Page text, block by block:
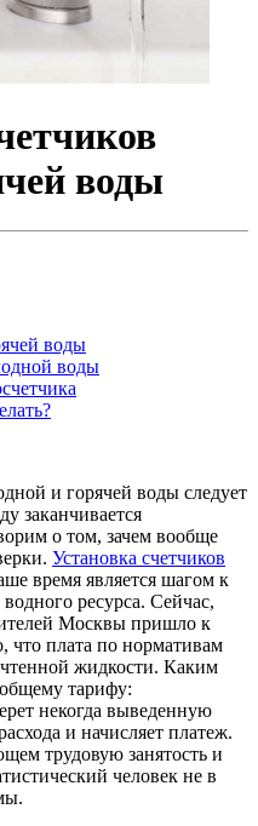
воды
воды
воды
и горячей воды следует
заканчивается
о том, зачем вообще
Установка счетчиков
время является шагом к
ресурса. Сейчас,
Москвы пришло к
что плата по нормативам
жидкости. Каким
тарифу:
некогда выведенную
и начисляет платеж.
трудовую занятость и
человек не в